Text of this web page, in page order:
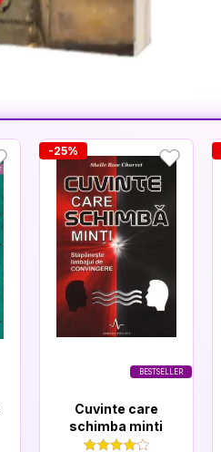
BESTSELLER
-25%
Cuvinte care
schimba minti